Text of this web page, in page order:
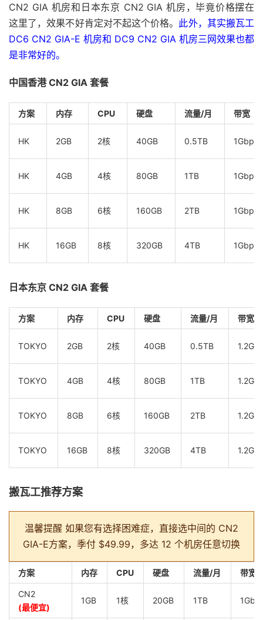
CN2 GIA 机房和日本东京 CN2 GIA 机房，毕竟价格摆在
这里了，效果不好肯定对不起这个价格。 此外，其实搬瓦工
DC6 CN2 GIA-E 机房和 DC9 CN2 GIA 机房三网效果也都
是非常好的。
中国香港 CN2 GIA 套餐
方案 内存 CPU 硬盘 流量/月 带宽
HK 2GB 2核 40GB 0.5TB 1Gbps
HK 4GB 4核 80GB 1TB 1Gbps
HK 8GB 6核 160GB 2TB 1Gbps
HK 16GB 8核 320GB 4TB 1Gbps
日本东京 CN2 GIA 套餐
方案 内存 CPU 硬盘 流量/月 带宽
TOKYO 2GB 2核 40GB 0.5TB
TOKYO 4GB 4核 80GB 1TB
TOKYO 8GB 6核 160GB 2TB
TOKYO 16GB 8核 320GB 4TB
搬瓦工推荐方案
温馨提醒 如果您有选择困难症，直接选中间的 CN2
GIA-E方案，季付 $49.99，多达 12 个机房任意切换
方案 内存 CPU 硬盘 流量/月 带宽
CN2
(最便宜)
1GB 1核 20GB 1TB